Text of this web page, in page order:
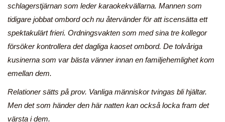
schlagerstjärnan som leder karaokekvällarna. Mannen som
tidigare jobbat ombord och nu återvänder för att iscensätta ett
spektakulärt frieri. Ordningsvakten som med sina tre kollegor
försöker kontrollera det dagliga kaoset ombord. De tolvåriga
kusinerna som var bästa vänner innan en familjehemlighet kom
emellan dem.
Relationer sätts på prov. Vanliga människor tvingas bli hjältar.
Men det som händer den här natten kan också locka fram det
värsta i dem.